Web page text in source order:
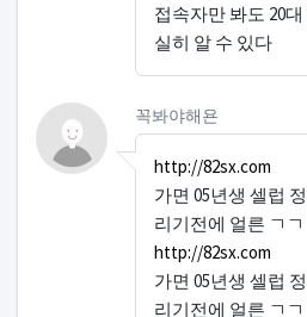
접속자만 봐도 20
실히 알 수 있다
꼭봐야해
꼭봐야해욘
http://82sx.com
가면 05년생 셀럽
리기전에 얼른 ㄱㄱ
http://82sx.com
가면 05년생 셀럽
리기전에 얼른 ㄱㄱ